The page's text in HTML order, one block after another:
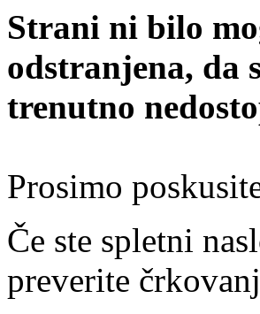
Strani ni bilo
odstranjena, da
trenutno
Prosimo
Če ste spletni
preverite